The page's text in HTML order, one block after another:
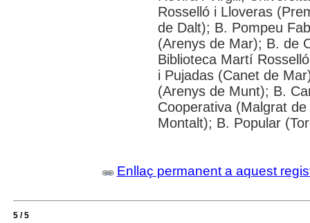
Rosselló i Lloveras
de Dalt); B. Pompeu
(Arenys de Mar); B. de
Biblioteca Martí
i Pujadas (Canet de
(Arenys de Munt); B.
Cooperativa (Malgrat
Montalt); B. Popular
Enllaç permanent a aquest
5 / 5